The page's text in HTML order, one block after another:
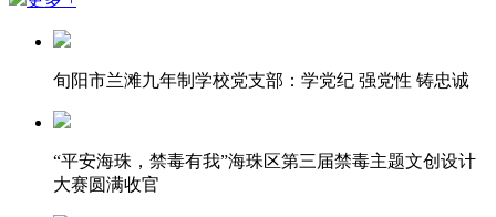
旬阳市兰滩九年制学校党支部：学党纪 强党性 铸忠诚
“平安海珠，禁毒有我”海珠区第三届禁毒主题文创设计
大赛圆满收官